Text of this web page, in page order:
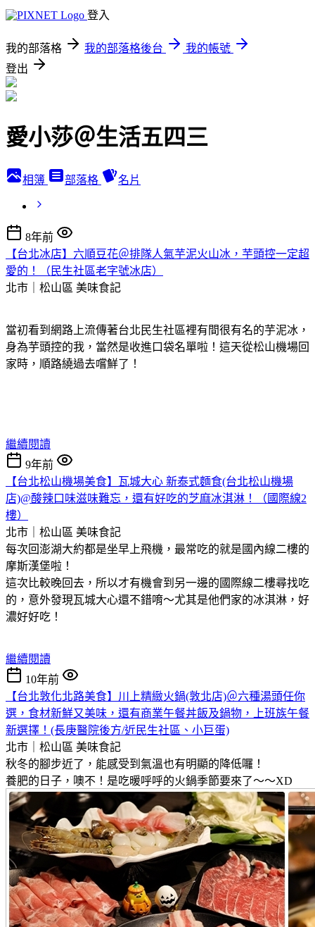
登入
我的部落格 我的部落格後台
我的帳號
登出
愛小莎＠生活五四三
相簿 部落格 名片
8年前
【台北冰店】六順豆花＠排隊人氣芋泥火山冰，芋頭控一定超
愛的！（民生社區老字號冰店）
北市｜松山區 美味食記
當初看到網路上流傳著台北民生社區裡有間很有名的芋泥冰，
身為芋頭控的我，當然是收進口袋名單啦！這天從松山機場回
家時，順路繞過去嚐鮮了！
繼續閱讀
9年前
【台北松山機場美食】瓦城大心 新泰式麵食(台北松山機場
店)@酸辣口味滋味難忘，還有好吃的芝麻冰淇淋！（國際線2
樓）
北市｜松山區 美味食記
每次回澎湖大約都是坐早上飛機，最常吃的就是國內線二樓的
摩斯漢堡啦！
這次比較晚回去，所以才有機會到另一邊的國際線二樓尋找吃
的，意外發現瓦城大心還不錯唷～尤其是他們家的冰淇淋，好
濃好好吃！
繼續閱讀
10年前
【台北敦化北路美食】川上精緻火鍋(敦北店)＠六種湯頭任你
選，食材新鮮又美味，還有商業午餐丼飯及鍋物，上班族午餐
新選擇！(長庚醫院後方/近民生社區、小巨蛋)
北市｜松山區 美味食記
秋冬的腳步近了，能感受到氣溫也有明顯的降低囉！
養肥的日子，噢不！是吃暖呼呼的火鍋季節要來了～～XD